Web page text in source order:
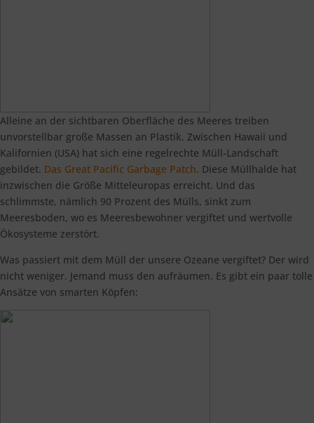
Alleine an der sichtbaren Oberfläche des Meeres treiben
unvorstellbar große Massen an Plastik. Zwischen Hawaii und
Kalifornien (USA) hat sich eine regelrechte Müll-Landschaft
gebildet. Das Great Pacific Garbage Patch. Diese Müllhalde hat
inzwischen die Größe Mitteleuropas erreicht. Und das
schlimmste, nämlich 90 Prozent des Mülls, sinkt zum
Meeresboden, wo es Meeresbewohner vergiftet und wertvolle
Ökosysteme zerstört.
Was passiert mit dem Müll der unsere Ozeane vergiftet? Der wird
nicht weniger. Jemand muss den aufräumen. Es gibt ein paar tolle
Ansätze von smarten Köpfen: